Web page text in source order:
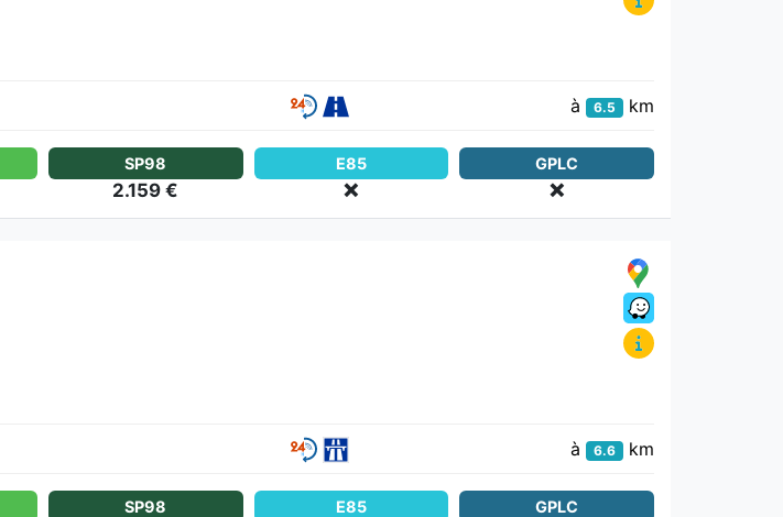
à 6.5 km
SP98
2.159 €
E85
❌
GPLC
❌
à 6.6 km
SP98 E85 GPLC